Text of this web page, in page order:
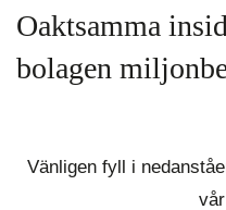
Oaktsamma
bolagen
Vänligen fyll i